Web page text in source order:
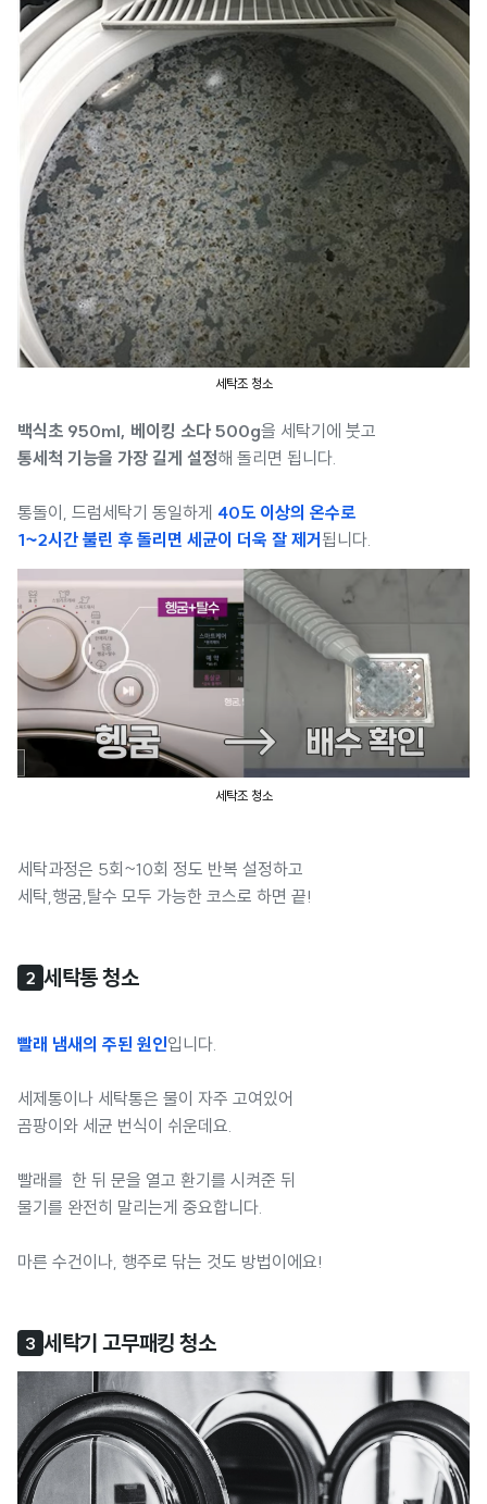
세탁조 청소
백식초 950ml, 베이킹 소다 500g을 세탁기에 붓고
통세척 기능을 가장 길게 설정해 돌리면 됩니다.
통돌이, 드럼세탁기 동일하게 40도 이상의 온수로
1~2시간 불린 후 돌리면 세균이 더욱 잘 제거됩니다.
세탁조 청소
세탁과정은 5회~10회 정도 반복 설정하고
세탁,행굼,탈수 모두 가능한 코스로 하면 끝!
2 세탁통 청소
빨래 냄새의 주된 원인입니다.
세제통이나 세탁통은 물이 자주 고여있어
곰팡이와 세균 번식이 쉬운데요.
빨래를 한 뒤 문을 열고 환기를 시켜준 뒤
물기를 완전히 말리는게 중요합니다.
마른 수건이나, 행주로 닦는 것도 방법이에요!
3 세탁기 고무패킹 청소